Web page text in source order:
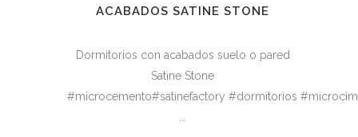
ACABADOS SATINE STONE
Dormitorios con acabados suelo o pared
Satine Stone
#microcemento#satinefactory #dormitorios